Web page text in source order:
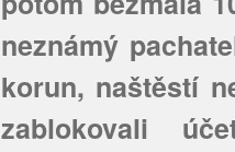
neznámý
korun, naštěstí
zablokovali